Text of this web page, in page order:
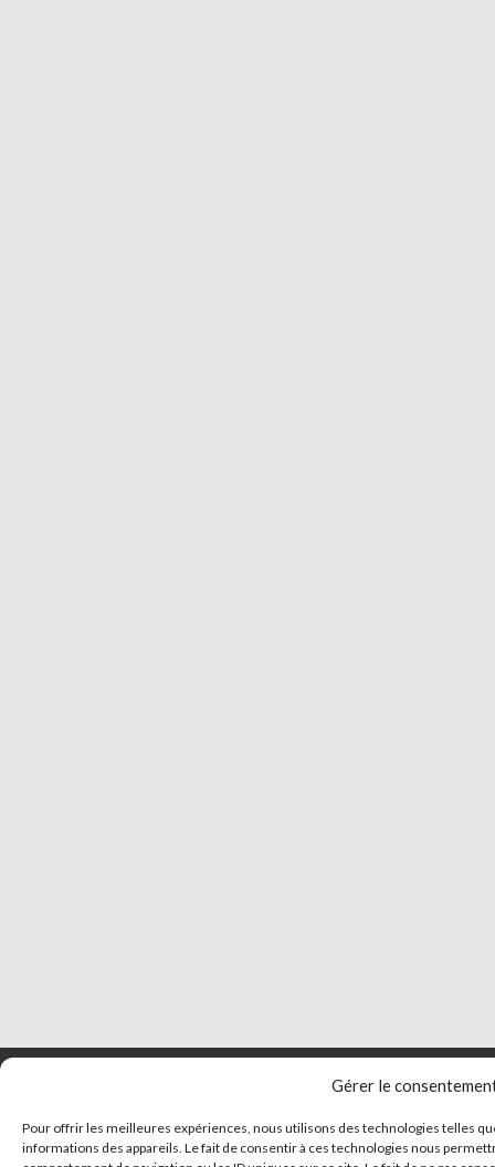
Gérer le
Pour offrir les meilleures expériences, nous utilisons des technologies telles
informations des appareils. Le fait de consentir à ces technologies nous